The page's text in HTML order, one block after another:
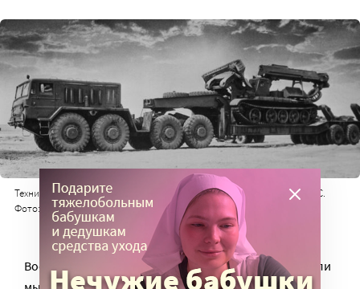
Техника отправляется на ликвидацию аварии на Чернобыльской АЭС.
Фото: РИА Новости
Военные прибывали в специальных эшелонах. «Ехали